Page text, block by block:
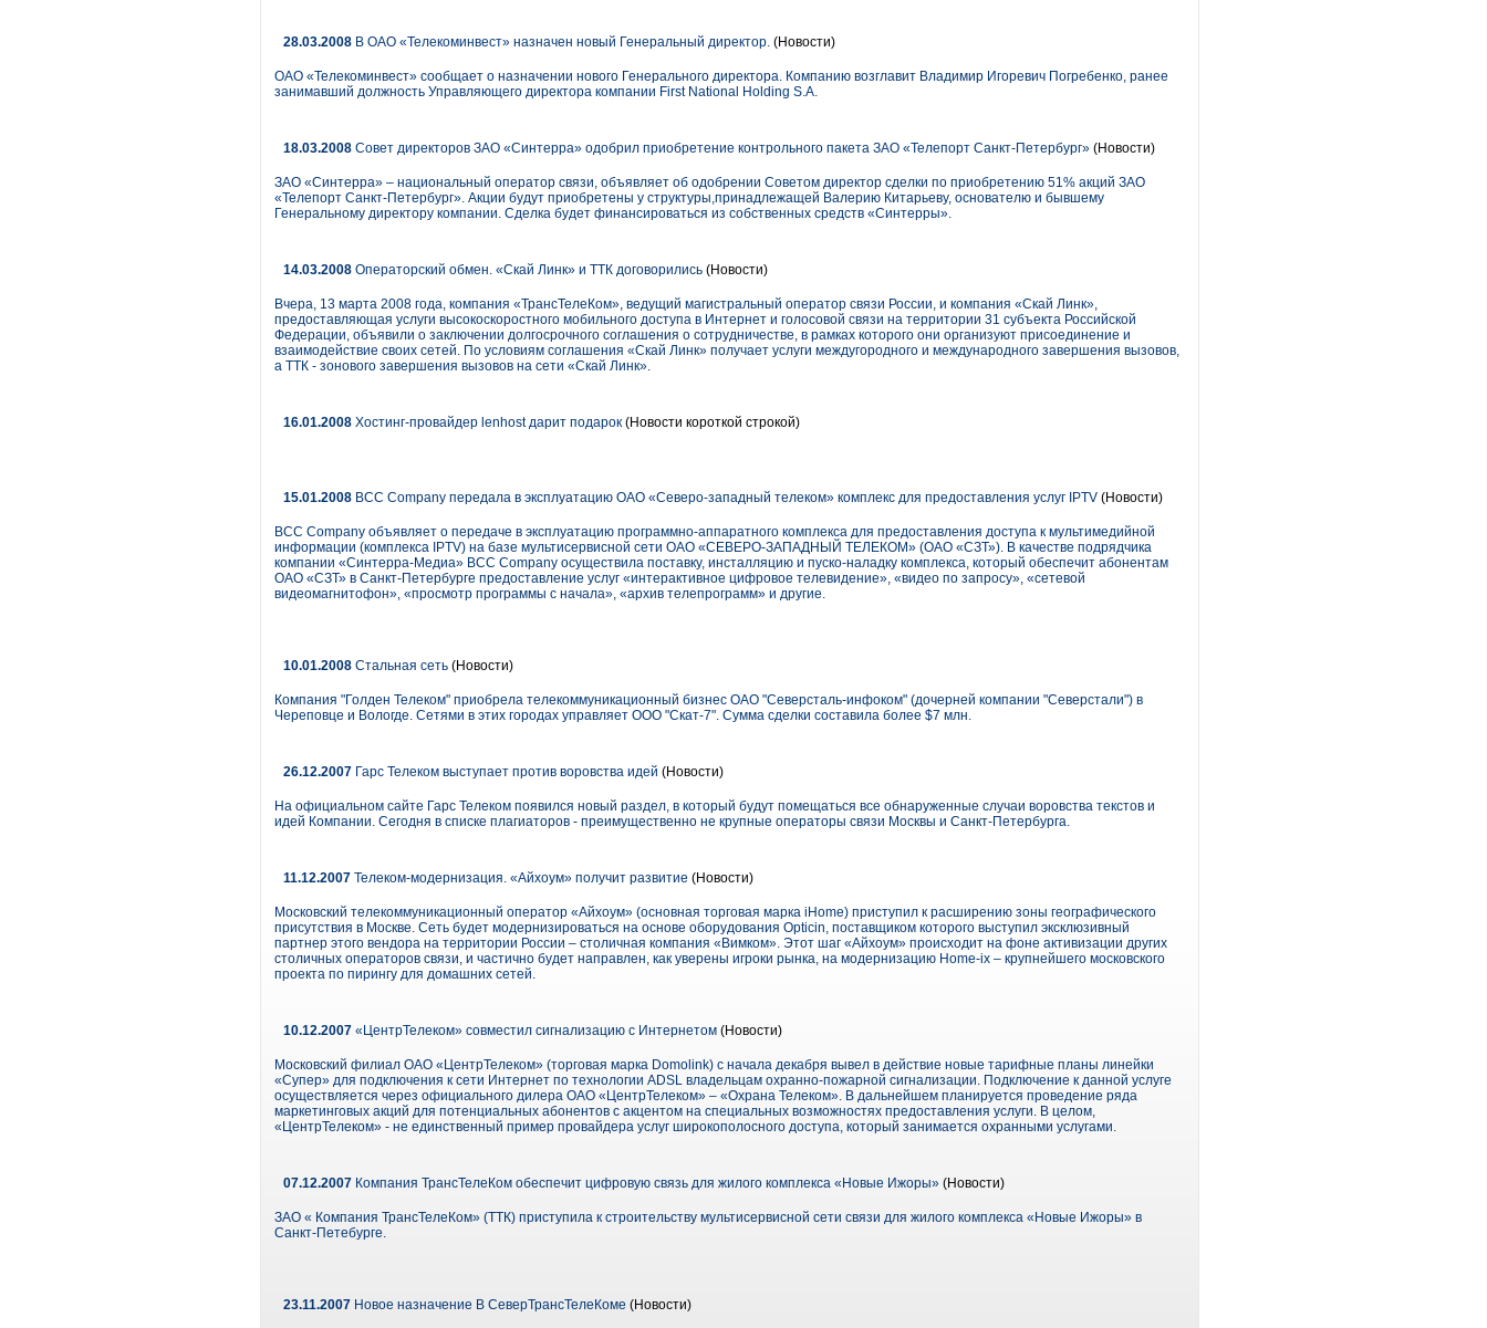
28.03.2008 В ОАО «Телекоминвест» назначен новый Генеральный директор. (Новости)
ОАО «Телекоминвест» сообщает о назначении нового Генерального директора. Компанию возглавит Владимир Игоревич Погребенко, ранее
занимавший должность Управляющего директора компании First National Holding S.A.
18.03.2008 Совет директоров ЗАО «Синтерра» одобрил приобретение контрольного пакета ЗАО «Телепорт Санкт-Петербург» (Новости)
ЗАО «Синтерра» – национальный оператор связи, объявляет об одобрении Советом директор сделки по приобретению 51% акций ЗАО
«Телепорт Санкт-Петербург». Акции будут приобретены у структуры,принадлежащей Валерию Китарьеву, основателю и бывшему
Генеральному директору компании. Сделка будет финансироваться из собственных средств «Синтерры».
14.03.2008 Операторский обмен. «Скай Линк» и ТТК договорились (Новости)
Вчера, 13 марта 2008 года, компания «ТрансТелеКом», ведущий магистральный оператор связи России, и компания «Скай Линк»,
предоставляющая услуги высокоскоростного мобильного доступа в Интернет и голосовой связи на территории 31 субъекта Российской
Федерации, объявили о заключении долгосрочного соглашения о сотрудничестве, в рамках которого они организуют присоединение и
взаимодействие своих сетей. По условиям соглашения «Скай Линк» получает услуги междугородного и международного завершения вызовов,
а ТТК - зонового завершения вызовов на сети «Скай Линк».
16.01.2008 Хостинг-провайдер lenhost дарит подарок (Новости короткой строкой)
15.01.2008 BCC Company передала в эксплуатацию ОАО «Северо-западный телеком» комплекс для предоставления услуг IPTV (Новости)
ВСС Company объявляет о передаче в эксплуатацию программно-аппаратного комплекса для предоставления доступа к мультимедийной
информации (комплекса IPTV) на базе мультисервисной сети ОАО «СЕВЕРО-ЗАПАДНЫЙ ТЕЛЕКОМ» (ОАО «СЗТ»). В качестве подрядчика
компании «Синтерра-Медиа» BCC Company осуществила поставку, инсталляцию и пуско-наладку комплекса, который обеспечит абонентам
ОАО «СЗТ» в Санкт-Петербурге предоставление услуг «интерактивное цифровое телевидение», «видео по запросу», «сетевой
видеомагнитофон», «просмотр программы с начала», «архив телепрограмм» и другие.
10.01.2008 Стальная сеть (Новости)
Компания "Голден Телеком" приобрела телекоммуникационный бизнес ОАО "Северсталь-инфоком" (дочерней компании "Северстали") в
Череповце и Вологде. Сетями в этих городах управляет ООО "Скат-7". Сумма сделки составила более $7 млн.
26.12.2007 Гарс Телеком выступает против воровства идей (Новости)
На официальном сайте Гарс Телеком появился новый раздел, в который будут помещаться все обнаруженные случаи воровства текстов и
идей Компании. Сегодня в списке плагиаторов - преимущественно не крупные операторы связи Москвы и Санкт-Петербурга.
11.12.2007 Телеком-модернизация. «Айхоум» получит развитие (Новости)
Московский телекоммуникационный оператор «Айхоум» (основная торговая марка iHome) приступил к расширению зоны географического
присутствия в Москве. Сеть будет модернизироваться на основе оборудования Opticin, поставщиком которого выступил эксклюзивный
партнер этого вендора на территории России – столичная компания «Вимком». Этот шаг «Айхоум» происходит на фоне активизации других
столичных операторов связи, и частично будет направлен, как уверены игроки рынка, на модернизацию Home-ix – крупнейшего московского
проекта по пирингу для домашних сетей.
10.12.2007 «ЦентрТелеком» совместил сигнализацию с Интернетом (Новости)
Московский филиал ОАО «ЦентрТелеком» (торговая марка Domolink) с начала декабря вывел в действие новые тарифные планы линейки
«Супер» для подключения к сети Интернет по технологии ADSL владельцам охранно-пожарной сигнализации. Подключение к данной услуге
осуществляется через официального дилера ОАО «ЦентрТелеком» – «Охрана Телеком». В дальнейшем планируется проведение ряда
маркетинговых акций для потенциальных абонентов с акцентом на специальных возможностях предоставления услуги. В целом,
«ЦентрТелеком» - не единственный пример провайдера услуг широкополосного доступа, который занимается охранными услугами.
07.12.2007 Компания ТрансТелеКом обеспечит цифровую связь для жилого комплекса «Новые Ижоры» (Новости)
ЗАО « Компания ТрансТелеКом» (ТТК) приступила к строительству мультисервисной сети связи для жилого комплекса «Новые Ижоры» в
Санкт-Петебурге.
23.11.2007 Новое назначение В СеверТрансТелеКоме (Новости)